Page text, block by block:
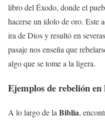
libro del Éxodo, donde el
hacerse un ídolo de oro. Este
ira de Dios y resultó en
pasaje nos enseña que
algo que se tome a la ligera.
Ejemplos de rebelión
A lo largo de la Biblia,